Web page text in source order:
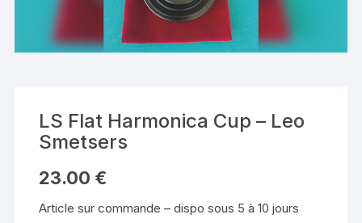
LS Flat Harmonica Cup – Leo
Smetsers
23.00 €
Article sur commande – dispo sous 5 à 10 jours